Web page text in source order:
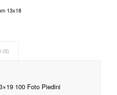
13x18
(0)
100 Foto Piedini